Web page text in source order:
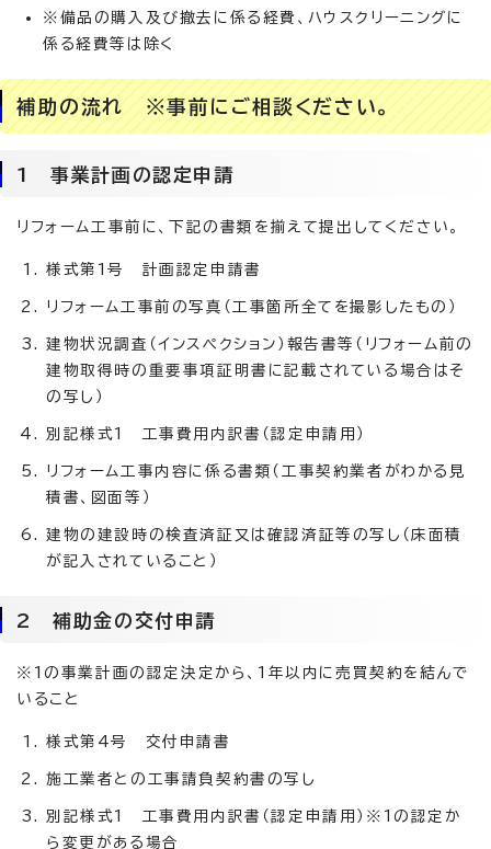
※備品の購入及び撤去に係る経費、ハウスクリーニングに
係る経費等は除く
補助の流れ ※事前にご相談ください。
1 事業計画の認定申請
リフォーム工事前に、下記の書類を揃えて提出してください。
様式第1号 計画認定申請書
リフォーム工事前の写真（工事箇所全てを撮影したもの）
建物状況調査（インスペクション）報告書等（リフォーム前の
建物取得時の重要事項証明書に記載されている場合はそ
の写し）
別記様式1 工事費用内訳書（認定申請用）
リフォーム工事内容に係る書類（工事契約業者がわかる見
積書、図面等）
建物の建設時の検査済証又は確認済証等の写し（床面積
が記入されていること）
2 補助金の交付申請
※1の事業計画の認定決定から、1年以内に売買契約を結んで
いること
様式第4号 交付申請書
施工業者との工事請負契約書の写し
別記様式1 工事費用内訳書（認定申請用）※1の認定か
ら変更がある場合